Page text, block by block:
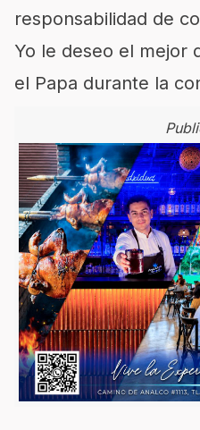
responsabilidad de
Yo le deseo el mejor
el Papa durante la